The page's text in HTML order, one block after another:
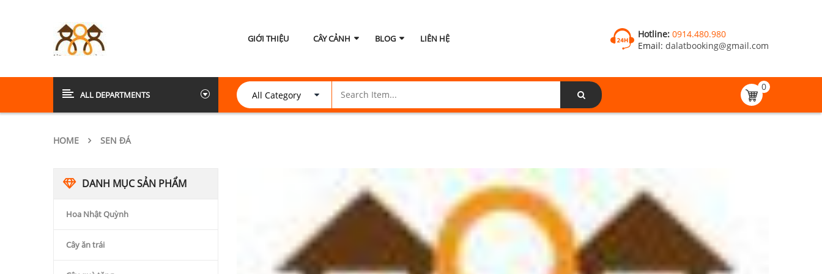
GIỚI THIỆU CÂY CẢNH BLOG LIÊN HỆ Hotline: 0914.480.980
Email: dalatbooking@gmail.com
ALL DEPARTMENTS
0
HOME SEN ĐÁ
DANH MỤC SẢN PHẨM
Hoa Nhật Quỳnh
Cây ăn trái